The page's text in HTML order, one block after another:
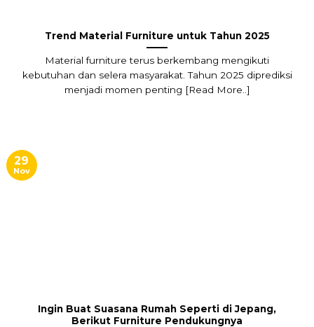
Trend Material Furniture untuk Tahun 2025
Material furniture terus berkembang mengikuti
kebutuhan dan selera masyarakat. Tahun 2025 diprediksi
menjadi momen penting [Read More..]
Ingin Buat Suasana Rumah Seperti di Jepang,
Berikut Furniture Pendukungnya
29
Nov